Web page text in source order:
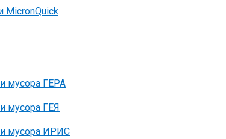
MicronQuick
мусора ГЕРА
мусора ГЕЯ
мусора ИРИС